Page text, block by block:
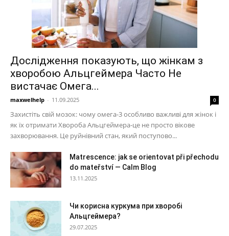
Дослідження показують, що жінкам з
хворобою Альцгеймера Часто Не
вистачає Омега...
maxwelhelp - 11.09.2025 0
Захистіть свій мозок: чому омега-3 особливо важливі для жінок і
як їх отримати Хвороба Альцгеймера-це не просто вікове
захворювання. Це руйнівний стан, який поступово...
Matrescence: jak se orientovat při přechodu
do mateřství — Calm Blog
13.11.2025
Чи корисна куркума при хворобі
Альцгеймера?
29.07.2025